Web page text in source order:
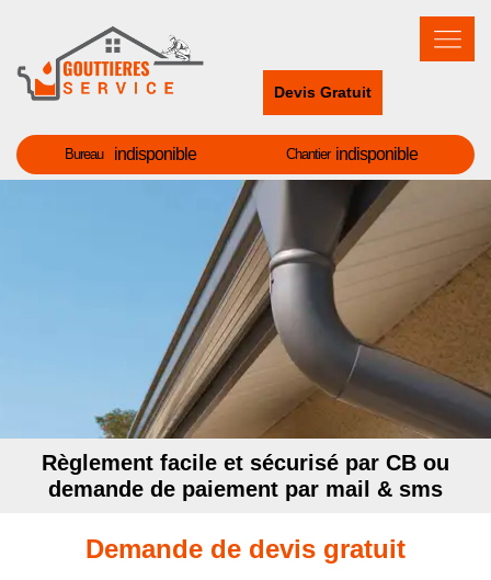
Devis Gratuit
Bureau indisponible Chantier indisponible
Règlement facile et sécurisé par CB ou
demande de paiement par mail & sms
Demande de devis gratuit